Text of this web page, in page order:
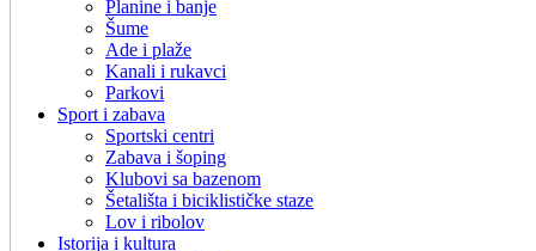
Planine i banje
Šume
Ade i plaže
Kanali i rukavci
Parkovi
Sport i zabava
Sportski centri
Zabava i šoping
Klubovi sa bazenom
Šetališta i biciklističke staze
Lov i ribolov
Istorija i kultura